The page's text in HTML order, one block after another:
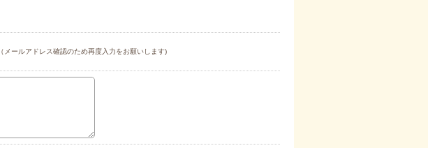
（メールアドレス確認のため再度入力をお願いします)